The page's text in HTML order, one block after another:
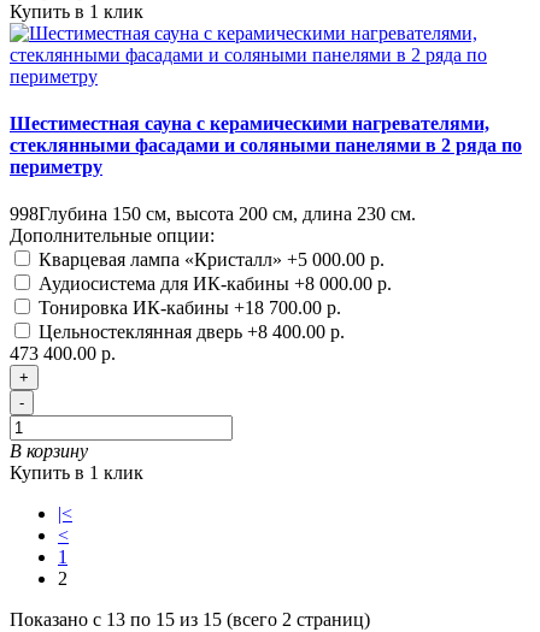
Купить в 1 клик
Шестиместная сауна с керамическими нагревателями,
стеклянными фасадами и соляными панелями в 2 ряда по
периметру
998Глубина 150 см, высота 200 см, длина 230 см.
Дополнительные опции:
Кварцевая лампа «Кристалл» +5 000.00 р.
Аудиосистема для ИК-кабины +8 000.00 р.
Тонировка ИК-кабины +18 700.00 р.
Цельностеклянная дверь +8 400.00 р.
473 400.00 р.
+
-
В корзину
Купить в 1 клик
|<
<
1
2
Показано с 13 по 15 из 15 (всего 2 страниц)